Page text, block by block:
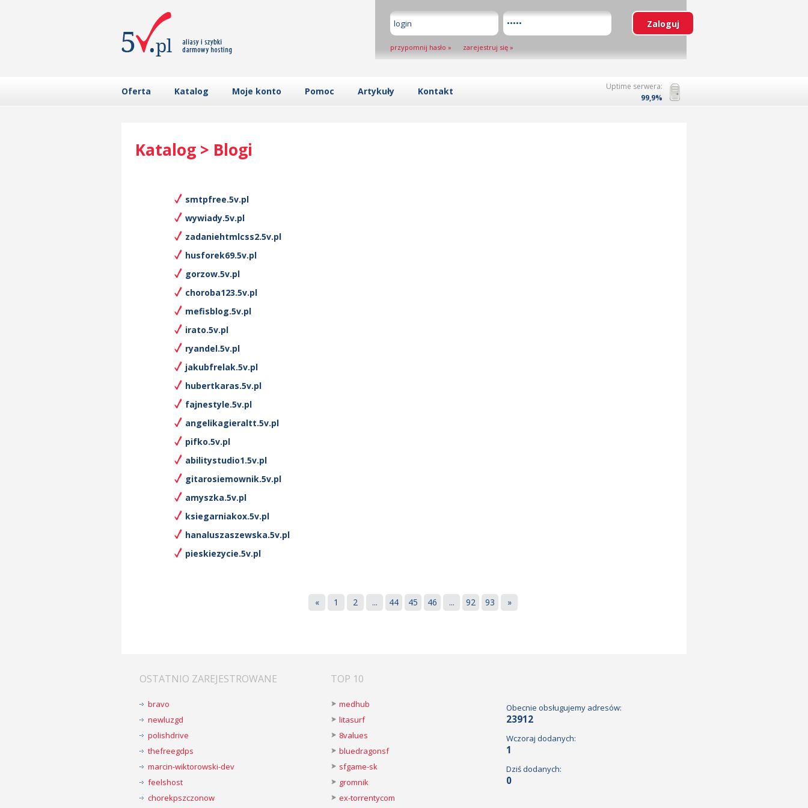
przypomnij hasło » zarejestruj się »
Oferta Katalog Moje konto Pomoc Artykuły Kontakt
Uptime serwera:
99,9%
Katalog > Blogi
smtpfree.5v.pl
wywiady.5v.pl
zadaniehtmlcss2.5v.pl
husforek69.5v.pl
gorzow.5v.pl
choroba123.5v.pl
mefisblog.5v.pl
irato.5v.pl
ryandel.5v.pl
jakubfrelak.5v.pl
hubertkaras.5v.pl
fajnestyle.5v.pl
angelikagieraltt.5v.pl
pifko.5v.pl
abilitystudio1.5v.pl
gitarosiemownik.5v.pl
amyszka.5v.pl
ksiegarniakox.5v.pl
hanaluszaszewska.5v.pl
pieskiezycie.5v.pl
« 1 2 ... 44 45 46 ... 92 93 »
OSTATNIO ZAREJESTROWANE
bravo
newluzgd
polishdrive
thefreegdps
marcin-wiktorowski-dev
feelshost
chorekpszczonow
TOP 10
medhub
litasurf
8values
bluedragonsf
sfgame-sk
gromnik
ex-torrentycom
Obecnie obsługujemy adresów:
23912
Wczoraj dodanych:
1
Dziś dodanych:
0